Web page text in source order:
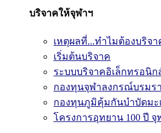
บริจาคให้จุฬาฯ
เหตุผลที่...ทำไมต้องบริจ
เริ่มต้นบริจาค
ระบบบริจาคอิเล็กทรอนิก
กองทุนจุฬาลงกรณ์บรมร
กองทุนภูมิคุ้มกันบำบัดมะ
โครงการอุทยาน 100 ปี